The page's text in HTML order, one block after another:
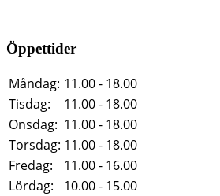
Öppettider
Måndag: 11.00 - 18.00
Tisdag:
11.00 - 18.00
Onsdag: 11.00 - 18.00
Torsdag: 11.00 - 18.00
Fredag:
11.00 - 16.00
Lördag:
10.00 - 15.00